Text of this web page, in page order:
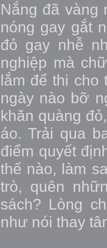
Nắng đã
nóng gay gắt
đỏ gay nhễ
nghiệp mà
lắm để thi cho
ngày nào bỡ
khăn quàng
áo. Trải qua
điểm quyết
thế nào, làm
trò, quên
sách? Lòng
như nói thay